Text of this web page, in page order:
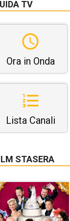
TV
Ora in Onda
Lista Canali
STASERA